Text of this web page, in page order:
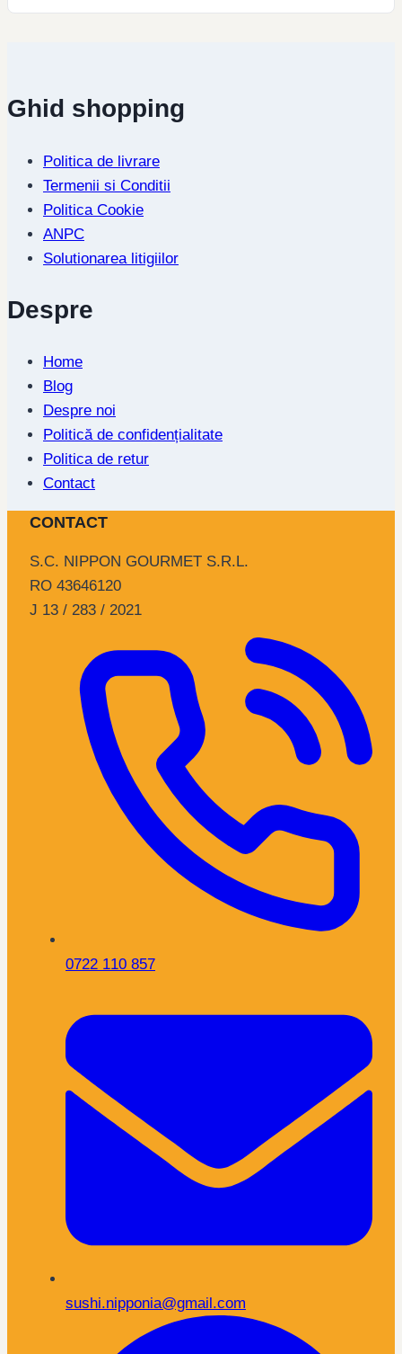
Ghid shopping
Politica de livrare
Termenii si Conditii
Politica Cookie
ANPC
Solutionarea litigiilor
Despre
Home
Blog
Despre noi
Politică de confidențialitate
Politica de retur
Contact
CONTACT
S.C. NIPPON GOURMET S.R.L.
RO 43646120
J 13 / 283 / 2021
0722 110 857
sushi.nipponia@gmail.com